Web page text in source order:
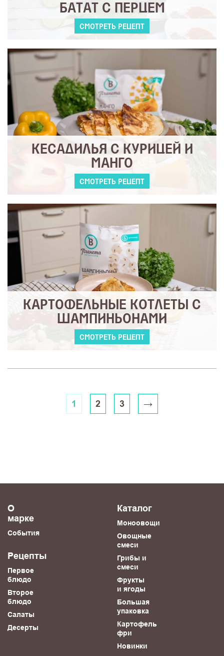
БАТАТ С ПЕРЦЕМ
СМОТРЕТЬ РЕЦЕПТ
КЕСАДИЛЬЯ С КУРИЦЕЙ И
МАНГО
СМОТРЕТЬ РЕЦЕПТ
КАРТОФЕЛЬНЫЕ КОТЛЕТЫ С
ШАМПИНЬОНАМИ
СМОТРЕТЬ РЕЦЕПТ
1 2 3 →
О
марке
События
Рецепты
Первое
блюдо
Второе
блюдо
Салаты
Десерты
Каталог
Моноовощи
Овощные
смеси
Грибы и
смеси
Фрукты
и ягоды
Большая
упаковка
Картофель
фри
Новинки